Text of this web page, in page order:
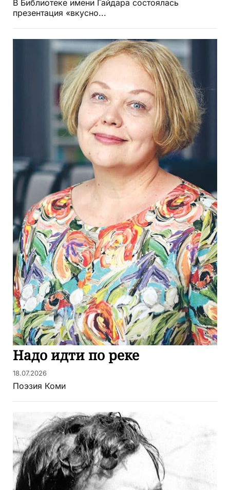
В Библиотеке имени Гайдара состоялась
презентация «вкусно...
Надо идти по реке
18.07.2026
Поэзия Коми